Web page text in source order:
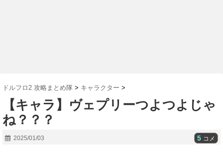
ドルフロ2 攻略まとめ隊 > キャラクター >
【キャラ】ヴェプリーつよつよじゃ
ね？？？
2025/01/03 5 コメ